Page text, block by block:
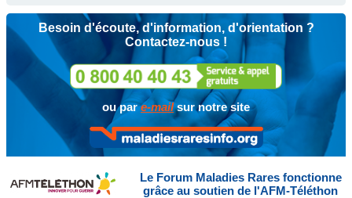
Besoin d'écoute, d'information, d'orientation ?
Contactez-nous !
ou pare-mailsur notre site
Le Forum Maladies Rares fonctionne
grâce au soutien de l'AFM-Téléthon